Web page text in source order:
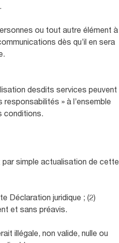
ou tout autre élément à
dès qu’il en sera
desdits services peuvent
» à l’ensemble
conditions.
simple actualisation de cette
Déclaration juridique ; (2)
et sans préavis.
illégale, non valide, nulle ou